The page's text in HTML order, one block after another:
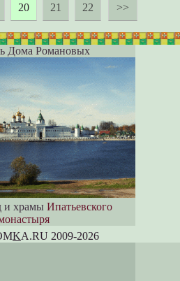
20 21 22 >>
Дома Романовых
и храмы Ипатьевского
KA.RU 2009-2026